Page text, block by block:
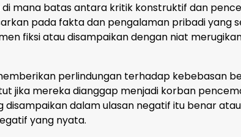
mana batas antara kritik konstruktif dan
pada fakta dan pengalaman pribadi yang
fiksi atau disampaikan dengan niat
perlindungan terhadap kebebasan
jika mereka dianggap menjadi korban
dalam ulasan negatif itu benar
yang nyata.